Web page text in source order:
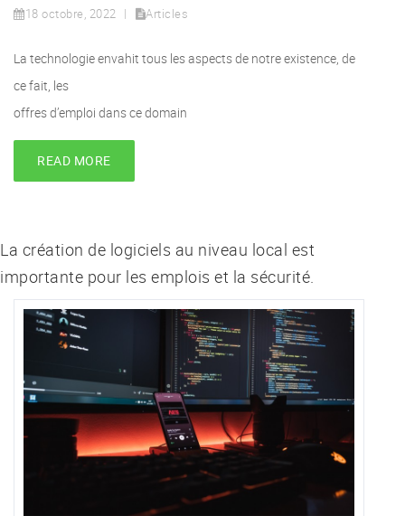
18 octobre, 2022 Articles
La technologie envahit tous les aspects de notre existence, de
ce fait, les
offres d’emploi dans ce domain
READ MORE
La création de logiciels au niveau local est
importante pour les emplois et la sécurité.